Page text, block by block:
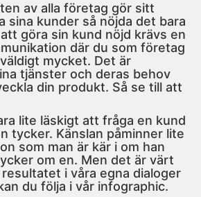
av alla företag gör sitt
sina kunder så nöjda det bara
göra sin kund nöjd krävs en
där du som företag
mycket. Det är
tjänster och deras behov
din produkt. Så se till att
lite läskigt att fråga en kund
tycker. Känslan påminner lite
som man är kär i om han
om en. Men det är värt
i våra egna dialoger
du följa i vår infographic.